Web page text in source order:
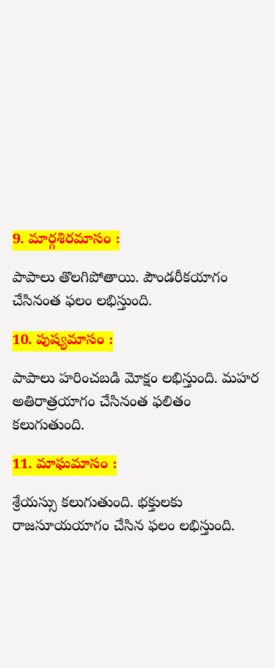
9. మార్గశిరమాసం :
పాపాలు తొలగిపోతాయి. పౌండరీకయాగం
చేసినంత ఫలం లభిస్తుంది.
10. పుష్యమాసం :
పాపాలు హరించబడి మోక్షం లభిస్తుంది. మహర
అతిరాత్రయాగం చేసినంత ఫలితం
కలుగుతుంది.
11. మాఘమాసం :
శ్రేయస్సు కలుగుతుంది. భక్తులకు
రాజసూయయాగం చేసిన ఫలం లభిస్తుంది.